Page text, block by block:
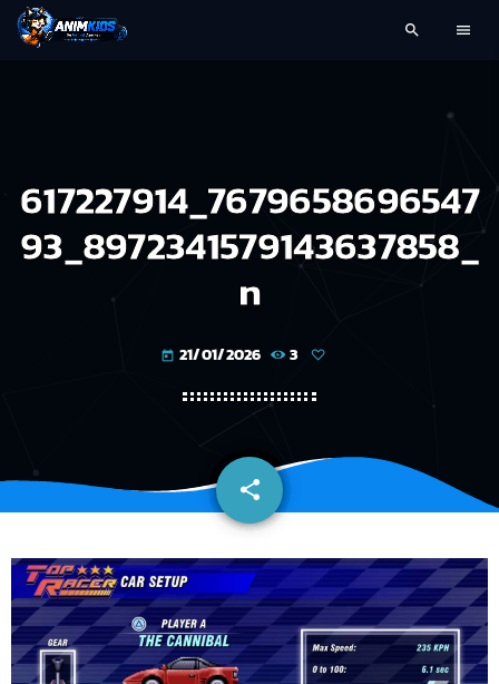
search menu
617227914_7679658696547
93_8972341579143637858_
n
today 21/01/2026 3
share
email